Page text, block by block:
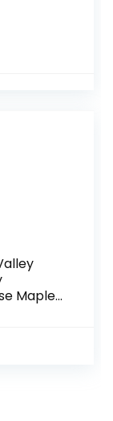
Maple
(18 x